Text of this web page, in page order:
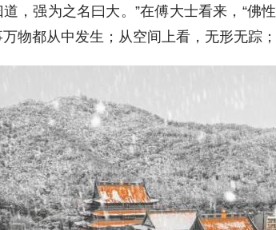
，强为之名曰大。”在傅大士看来，“佛
物都从中发生；从空间上看，无形无踪